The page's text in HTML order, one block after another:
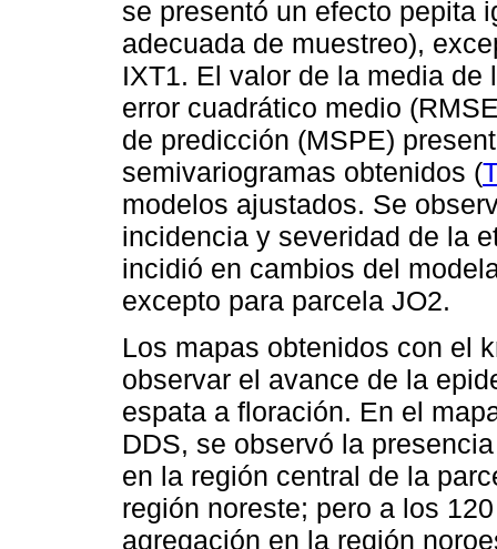
se presentó un efecto pepita
adecuada de muestreo),
IXT1. El valor de la media
error cuadrático medio
de predicción (MSPE)
semivariogramas obtenidos (
modelos ajustados. Se
incidencia y severidad de la
incidió en cambios del
excepto para parcela JO2.
Los mapas obtenidos con el
observar el avance de la
espata a floración. En el
DDS, se observó la
en la región central de la
región noreste; pero a los
agregación en la región